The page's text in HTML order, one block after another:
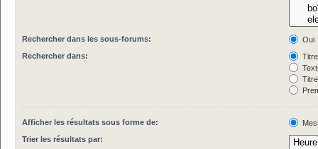
Rechercher dans les sous-forums:
Oui
Rechercher dans:
Afficher les résultats sous forme de:
Trier les résultats par: